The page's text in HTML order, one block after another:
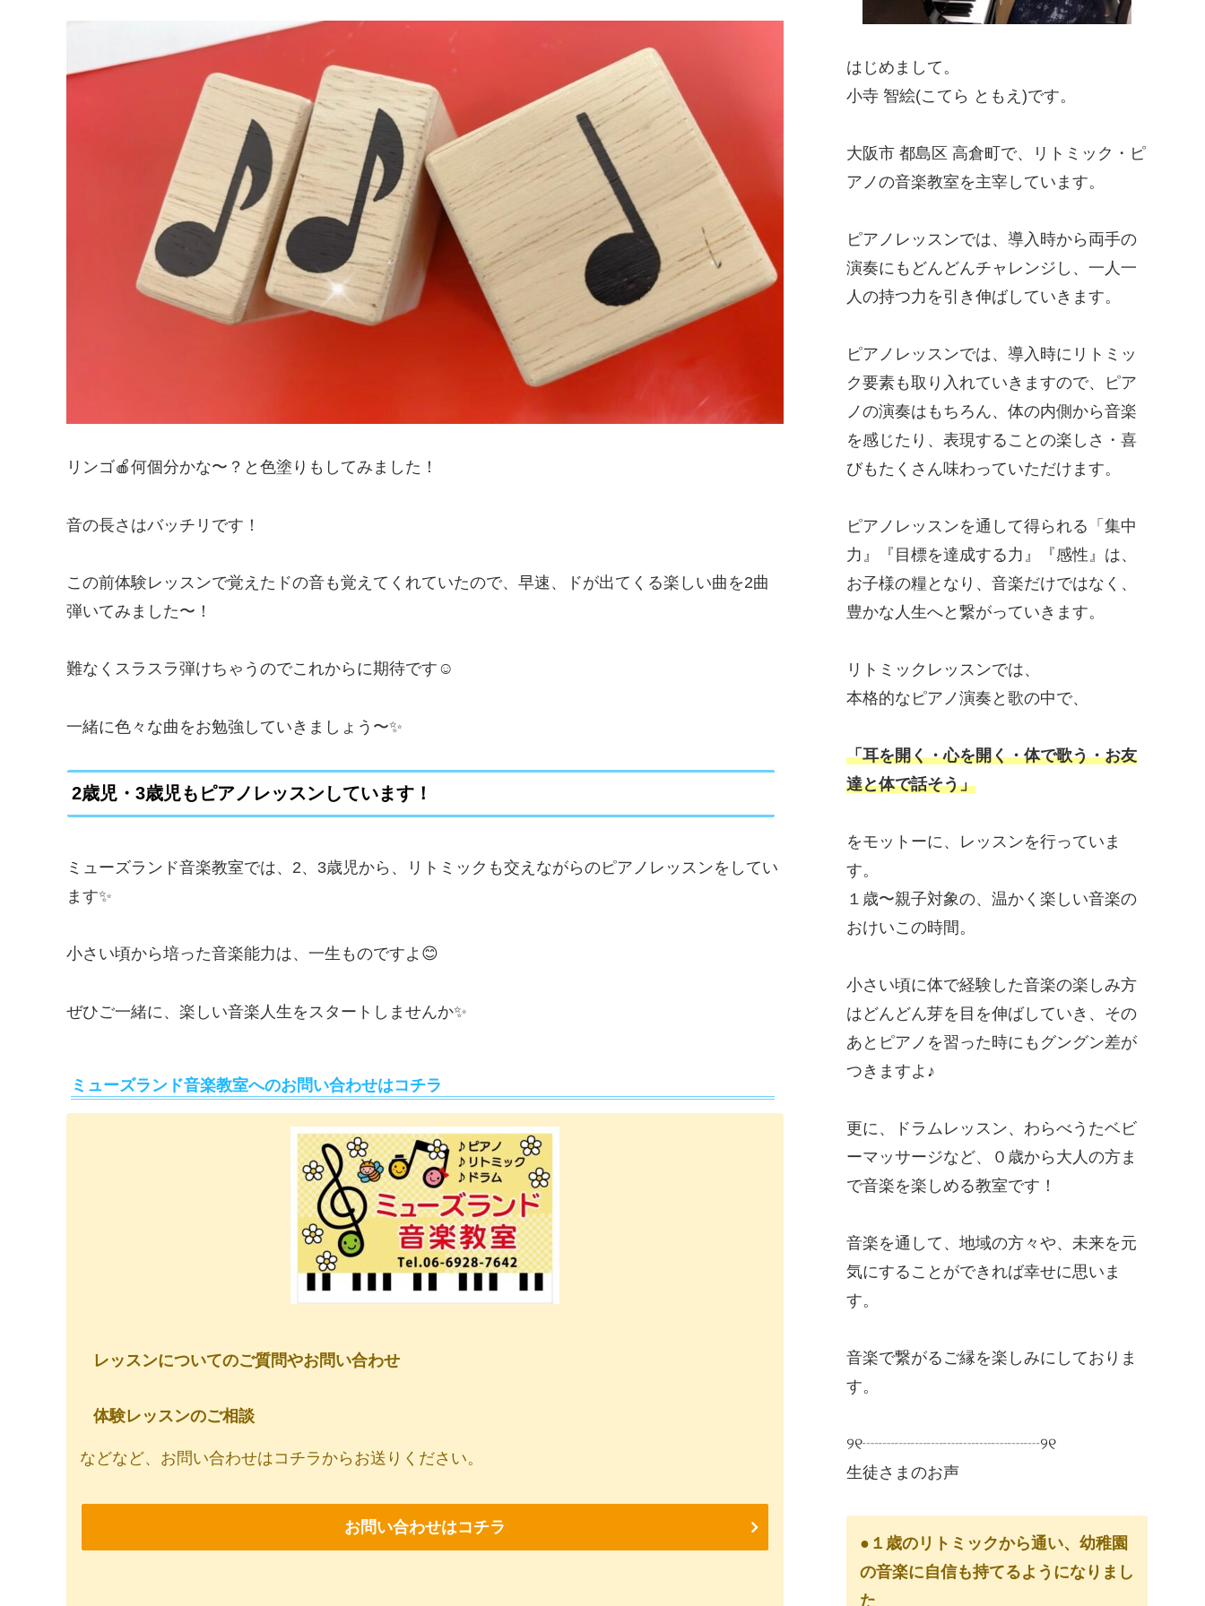
リンゴ🍎何個分かな〜？と色塗りもしてみました！
音の長さはバッチリです！
この前体験レッスンで覚えたドの音も覚えてくれていたので、早速、ドが出てくる楽しい曲を2曲
弾いてみました〜！
難なくスラスラ弾けちゃうのでこれからに期待です☺️
一緒に色々な曲をお勉強していきましょう〜✨️
2歳児・3歳児もピアノレッスンしています！
ミューズランド音楽教室では、2、3歳児から、リトミックも交えながらのピアノレッスンをしてい
ます✨
小さい頃から培った音楽能力は、一生ものですよ😊
ぜひご一緒に、楽しい音楽人生をスタートしませんか✨
ミューズランド音楽教室へのお問い合わせはコチラ
レッスンについてのご質問やお問い合わせ
体験レッスンのご相談
などなど、お問い合わせはコチラからお送りください。
お問い合わせはコチラ
はじめまして。
小寺 智絵(こてら ともえ)です。
大阪市 都島区 高倉町で、リトミック・ピ
アノの音楽教室を主宰しています。
ピアノレッスンでは、導入時から両手の
演奏にもどんどんチャレンジし、一人一
人の持つ力を引き伸ばしていきます。
ピアノレッスンでは、導入時にリトミッ
ク要素も取り入れていきますので、ピア
ノの演奏はもちろん、体の内側から音楽
を感じたり、表現することの楽しさ・喜
びもたくさん味わっていただけます。
ピアノレッスンを通して得られる「集中
力』『目標を達成する力』『感性』は、
お子様の糧となり、音楽だけではなく、
豊かな人生へと繋がっていきます。
リトミックレッスンでは、
本格的なピアノ演奏と歌の中で、
「耳を開く・心を開く・体で歌う・お友
達と体で話そう」
をモットーに、レッスンを行っていま
す。
１歳〜親子対象の、温かく楽しい音楽の
おけいこの時間。
小さい頃に体で経験した音楽の楽しみ方
はどんどん芽を目を伸ばしていき、その
あとピアノを習った時にもグングン差が
つきますよ♪
更に、ドラムレッスン、わらべうたベビ
ーマッサージなど、０歳から大人の方ま
で音楽を楽しめる教室です！
音楽を通して、地域の方々や、未来を元
気にすることができれば幸せに思いま
す。
音楽で繋がるご縁を楽しみにしておりま
す。
୨୧┈┈┈┈┈┈┈┈┈┈┈୨୧
生徒さまのお声
●１歳のリトミックから通い、幼稚園
の音楽に自信も持てるようになりまし
た